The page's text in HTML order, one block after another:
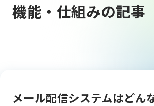
機能・仕組みの記事
メール配信システムはどん